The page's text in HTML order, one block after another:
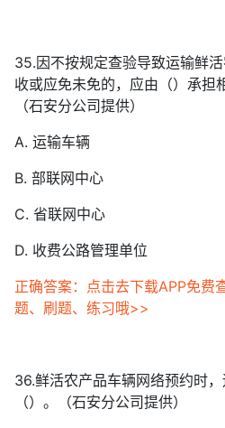
35.因不按规定查验导致运输鲜
收或应免未免的，应由（）承担
（石安分公司提供）
A. 运输车辆
B. 部联网中心
C. 省联网中心
D. 收费公路管理单位
正确答案：点击去下载APP免费
题、刷题、练习哦>>
36.鲜活农产品车辆网络预约时
（）。（石安分公司提供）